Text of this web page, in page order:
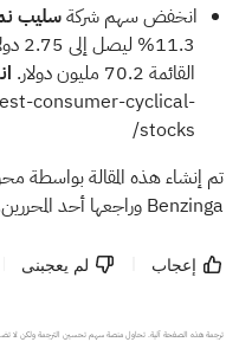
انخفض سهم شركةسليب
القائمة 70.2 مليون دولار.
consumer-cyclical-
stocks/
تم إنشاء هذه المقالة بواسطة
Benzinga وراجعها أحد المحررين.
إعجاب لم يعجبنى
ترجمة هذه الصفحة آلية. تحاول منصة سهم تحسين الترجمة ولكن لا